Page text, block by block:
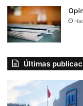
Últimas